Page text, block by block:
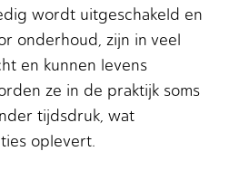
wordt uitgeschakeld en
onderhoud, zijn in veel
en kunnen levens
ze in de praktijk soms
tijdsdruk, wat
oplevert.